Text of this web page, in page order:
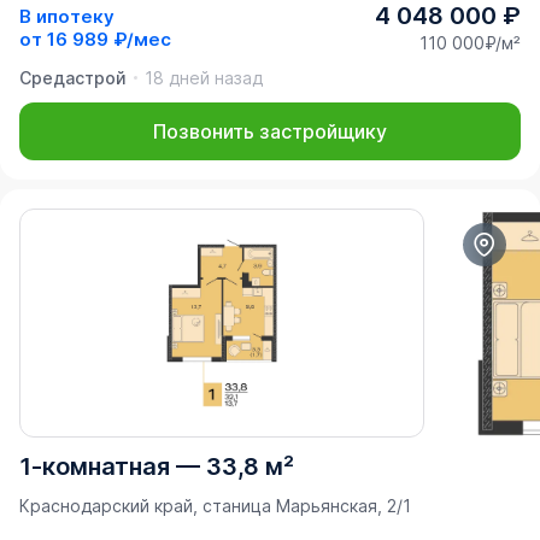
В ипотеку
от 16 989 ₽/мес
4 048 000 ₽
110 000₽/м²
Средастрой
18 дней назад
Позвонить застройщику
1-комнатная — 33,8 м²
Краснодарский край, станица Марьянская, 2/1